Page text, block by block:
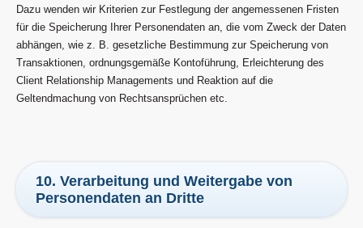
Dazu wenden wir Kriterien zur Festlegung der angemessenen Fristen
für die Speicherung Ihrer Personendaten an, die vom Zweck der Daten
abhängen, wie z. B. gesetzliche Bestimmung zur Speicherung von
Transaktionen, ordnungsgemäße Kontoführung, Erleichterung des
Client Relationship Managements und Reaktion auf die
Geltendmachung von Rechtsansprüchen etc.
10. Verarbeitung und Weitergabe von
Personendaten an Dritte